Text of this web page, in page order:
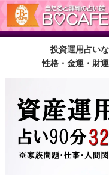
投資運用占い
性格・金運・財